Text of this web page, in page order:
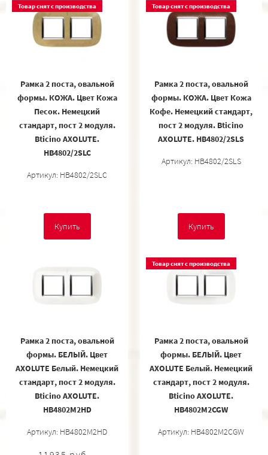
Товар снят с производства
Рамка 2 поста, овальной
формы. КОЖА. Цвет Кожа
Песок. Немецкий
стандарт, пост 2 модуля.
Bticino AXOLUTE.
HB4802/2SLC
Артикул: HB4802/2SLC
Купить
Товар снят с производства
Рамка 2 поста, овальной
формы. КОЖА. Цвет Кожа
Кофе. Немецкий стандарт,
пост 2 модуля. Bticino
AXOLUTE. HB4802/2SLS
Артикул: HB4802/2SLS
Купить
Рамка 2 поста, овальной
формы. БЕЛЫЙ. Цвет
AXOLUTE Белый. Немецкий
стандарт, пост 2 модуля.
Bticino AXOLUTE.
HB4802M2HD
Артикул: HB4802M2HD
Товар снят с производства
Рамка 2 поста, овальной
формы. БЕЛЫЙ. Цвет
AXOLUTE Белый. Немецкий
стандарт, пост 2 модуля.
Bticino AXOLUTE.
HB4802M2CGW
Артикул: HB4802M2CGW